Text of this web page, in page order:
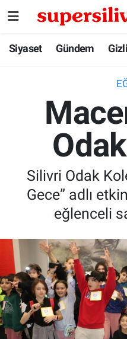
Siyaset Gündem
Silivri Odak
Gece” adlı
eğlenceli
Siyaset
Gizli Gündem
Belediye
İstanbul Nöbetçi
İstanbul Hava
İstanbul Namaz
İstanbul Trafik
Tüm Manşetler
Haber Arşivi